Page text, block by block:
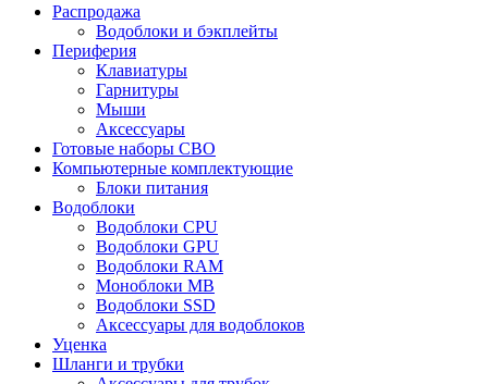
Распродажа
Водоблоки и бэкплейты
Периферия
Клавиатуры
Гарнитуры
Мыши
Аксессуары
Готовые наборы СВО
Компьютерные комплектующие
Блоки питания
Водоблоки
Водоблоки CPU
Водоблоки GPU
Водоблоки RAM
Моноблоки MB
Водоблоки SSD
Аксессуары для водоблоков
Уценка
Шланги и трубки